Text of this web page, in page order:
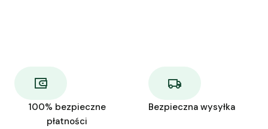
100% bezpieczne
płatności
Bezpieczna wysyłka